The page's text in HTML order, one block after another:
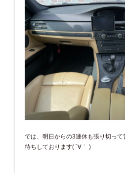
では、明日からの3連休も張り切っ
待ちしております( ´∀｀ )